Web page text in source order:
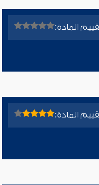
المادة:
المادة: